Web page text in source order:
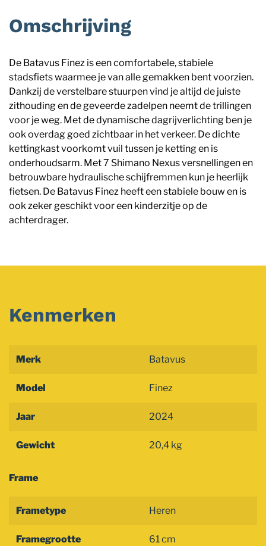
Omschrijving
De Batavus Finez is een comfortabele, stabiele
stadsfiets waarmee je van alle gemakken bent voorzien.
Dankzij de verstelbare stuurpen vind je altijd de juiste
zithouding en de geveerde zadelpen neemt de trillingen
voor je weg. Met de dynamische dagrijverlichting ben je
ook overdag goed zichtbaar in het verkeer. De dichte
kettingkast voorkomt vuil tussen je ketting en is
onderhoudsarm. Met 7 Shimano Nexus versnellingen en
betrouwbare hydraulische schijfremmen kun je heerlijk
fietsen. De Batavus Finez heeft een stabiele bouw en is
ook zeker geschikt voor een kinderzitje op de
achterdrager.
Kenmerken
Merk Batavus
Model Finez
Jaar 2024
Gewicht 20,4 kg
Frame
Frametype Heren
Framegrootte 61 cm